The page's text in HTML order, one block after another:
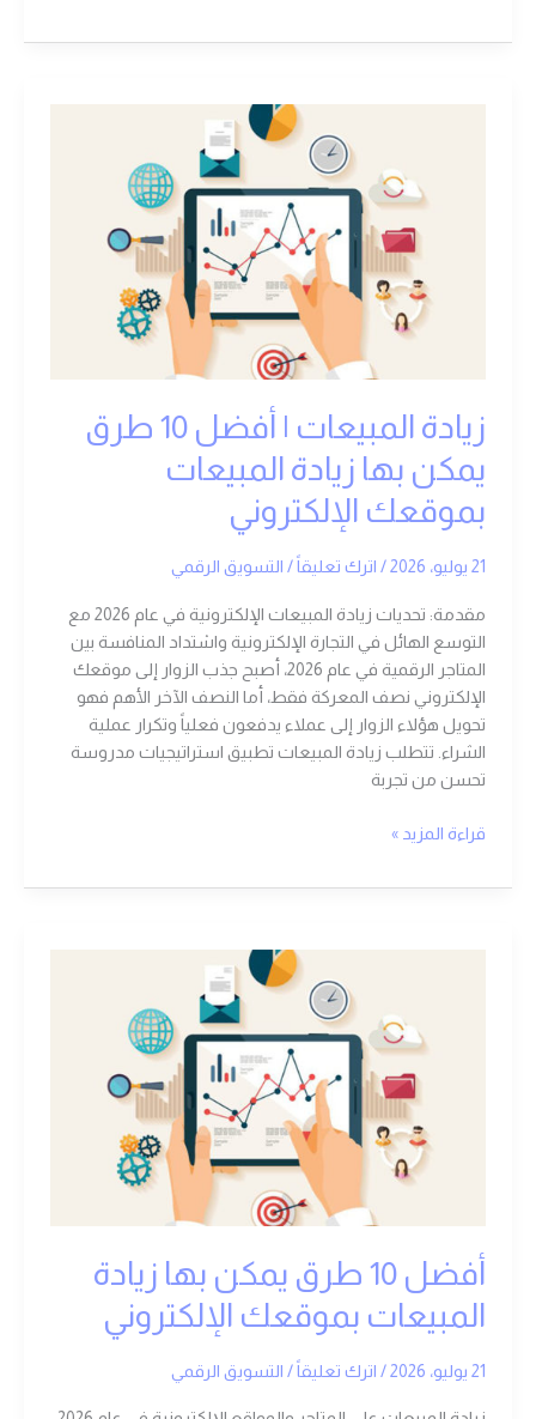
زيادة المبيعات | أفضل 10 طرق
يمكن بها زيادة المبيعات
بموقعك الإلكتروني
21 يوليو، 2026 / اترك تعليقاً/ التسويق الرقمي
مقدمة: تحديات زيادة المبيعات الإلكترونية في عام 2026 مع
التوسع الهائل في التجارة الإلكترونية واشتداد المنافسة بين
المتاجر الرقمية في عام 2026، أصبح جذب الزوار إلى موقعك
الإلكتروني نصف المعركة فقط، أما النصف الآخر الأهم فهو
تحويل هؤلاء الزوار إلى عملاء يدفعون فعلياً وتكرار عملية
الشراء. تتطلب زيادة المبيعات تطبيق استراتيجيات مدروسة
تحسن من تجربة
الإلكتروني
قراءة المزيد »
أفضل 10 طرق يمكن بها زيادة
المبيعات بموقعك الإلكتروني
21 يوليو، 2026 / اترك تعليقاً/ التسويق الرقمي
المبيعات